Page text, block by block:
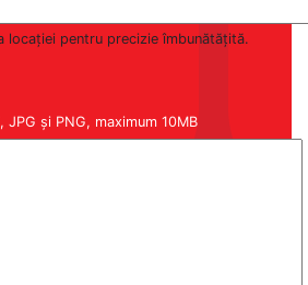
locației pentru precizie îmbunătățită.
JPG și PNG, maximum 10MB